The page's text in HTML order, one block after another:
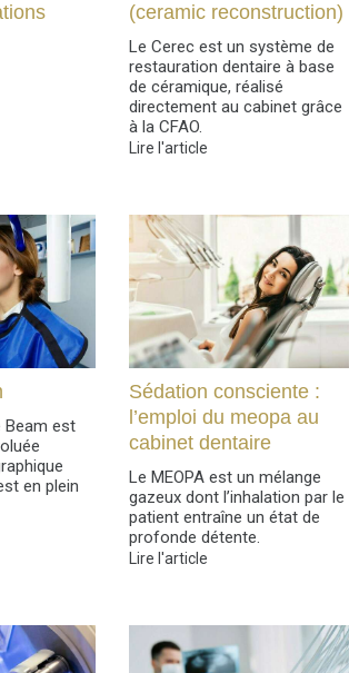
(ceramic reconstruction)
Le Cerec est un système de
restauration dentaire à base
de céramique, réalisé
directement au cabinet grâce
à la CFAO.
Lire l'article
Beam est
en plein
Sédation consciente :
l’emploi du meopa au
cabinet dentaire
Le MEOPA est un mélange
gazeux dont l’inhalation par le
patient entraîne un état de
profonde détente.
Lire l'article